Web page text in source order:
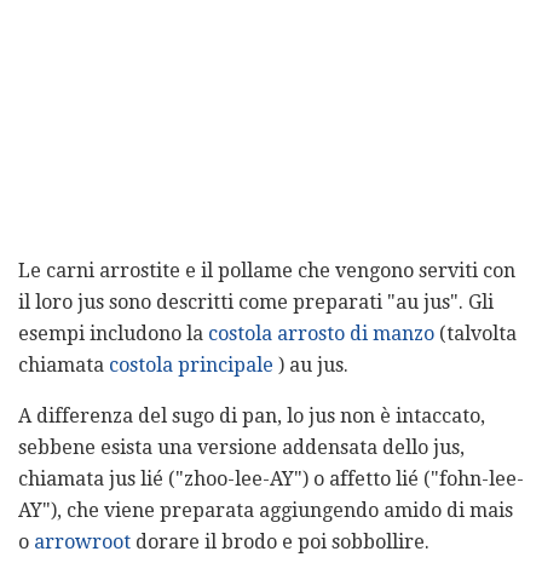
Le carni arrostite e il pollame che vengono serviti con
il loro jus sono descritti come preparati "au jus". Gli
esempi includono la costola arrosto di manzo (talvolta
chiamata costola principale ) au jus.
A differenza del sugo di pan, lo jus non è intaccato,
sebbene esista una versione addensata dello jus,
chiamata jus lié ("zhoo-lee-AY") o affetto lié ("fohn-lee-
AY"), che viene preparata aggiungendo amido di mais
o arrowroot dorare il brodo e poi sobbollire.